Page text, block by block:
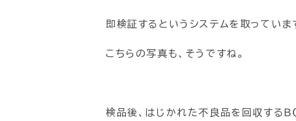
即検証するというシステムを取っていま
こちらの写真も、そうですね。
検品後、はじかれた不良品を回収するＢ